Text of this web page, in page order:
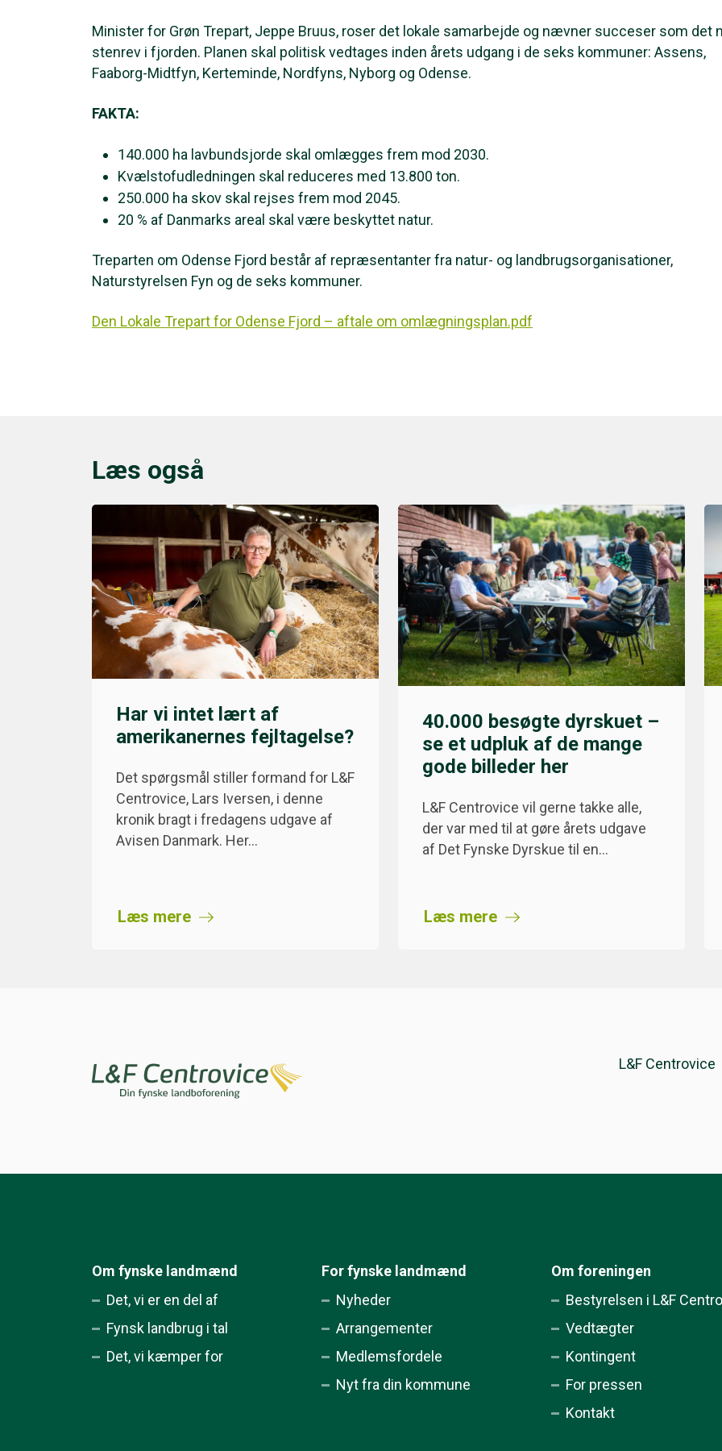
Minister for Grøn Trepart, Jeppe Bruus, roser det lokale samarbejde og nævner succeser som det
stenrev i fjorden. Planen skal politisk vedtages inden årets udgang i de seks kommuner: Assens,
Faaborg-Midtfyn, Kerteminde, Nordfyns, Nyborg og Odense.
FAKTA:
140.000 ha lavbundsjorde skal omlægges frem mod 2030.
Kvælstofudledningen skal reduceres med 13.800 ton.
250.000 ha skov skal rejses frem mod 2045.
20 % af Danmarks areal skal være beskyttet natur.
Treparten om Odense Fjord består af repræsentanter fra natur- og landbrugsorganisationer,
Naturstyrelsen Fyn og de seks kommuner.
Den Lokale Trepart for Odense Fjord – aftale om omlægningsplan.pdf
Læs også
Har vi intet lært af
amerikanernes fejltagelse?
Det spørgsmål stiller formand for L&F
Centrovice, Lars Iversen, i denne
kronik bragt i fredagens udgave af
Avisen Danmark. Her…
Læs mere
40.000 besøgte dyrskuet –
se et udpluk af de mange
gode billeder her
L&F Centrovice vil gerne takke alle,
der var med til at gøre årets udgave
af Det Fynske Dyrskue til en…
Læs mere
L&F Centrovice
Om fynske landmænd
Det, vi er en del af
Fynsk landbrug i tal
Det, vi kæmper for
For fynske landmænd
Nyheder
Arrangementer
Medlemsfordele
Nyt fra din kommune
Om foreningen
Bestyrelsen i L&F
Vedtægter
Kontingent
For pressen
Kontakt